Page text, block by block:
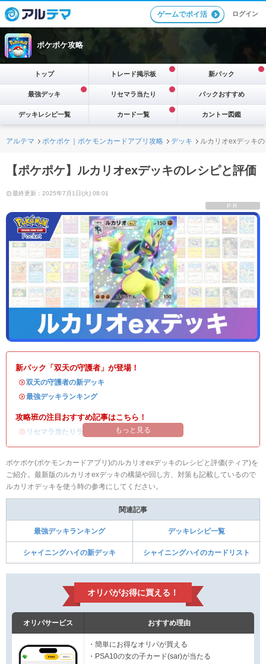
ゲームでポイ活 ログイン
ポケポケ攻略
トップ トレード掲示板 新パック
最強デッキ リセマラ当たり パックおすすめ
デッキレシピ一覧 カード一覧 カントー図鑑
アルテマ ポケポケ｜ポケモンカードアプリ攻略 デッキ ルカリオexデッキ
【ポケポケ】ルカリオexデッキのレシピと評価
最終更新：2025年7月1日(火) 08:01
PR
新パック「双天の守護者」が登場！
・双天の守護者の新デッキ
・最強デッキランキング
攻略班の注目おすすめ記事はこちら！
・ リセマラ当たりランキング /リセマラのやり方
もっと見る
ポケポケ(ポケモンカードアプリ)のルカリオexデッキのレシピと評価(ティア)を
ご紹介。最新版のルカリオexデッキの構築や回し方、対策も記載しているので
ルカリオデッキを使う時の参考にしてください。
関連記事
最強デッキランキング デッキレシピ一覧
シャイニングハイの新デッキ シャイニングハイのカードリスト
オリパがお得に買える！
オリパサービス おすすめ理由
・簡単にお得なオリパが買える
・PSA10の女の子カード(sar)が当たる